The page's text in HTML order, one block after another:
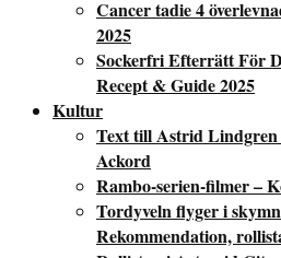
Cancer tadie 4
2025
Sockerfri Efterrätt För
Recept & Guide 2025
Kultur
Text till Astrid
Ackord
Rambo-serien-filmer –
Tordyveln flyger i
Rekommendation,